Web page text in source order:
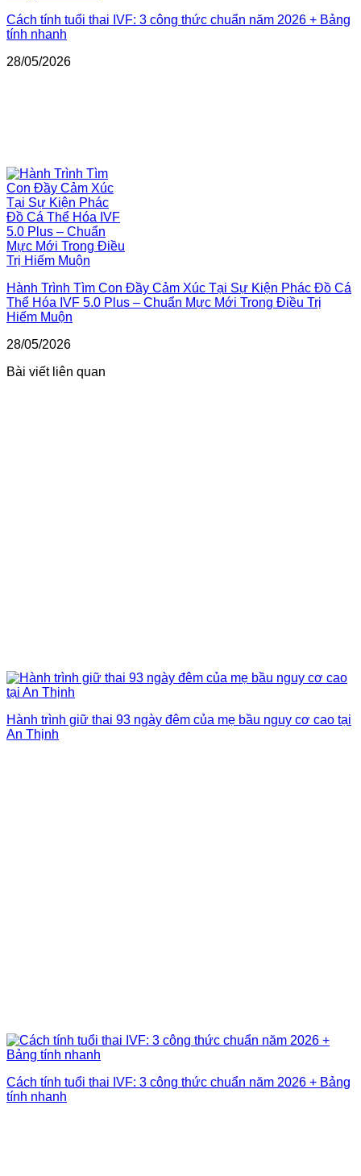
Cách tính tuổi thai IVF: 3 công thức chuẩn năm 2026 + Bảng
tính nhanh
28/05/2026
Hành Trình Tìm Con Đầy Cảm Xúc Tại Sự Kiện Phác Đồ Cá
Thể Hóa IVF 5.0 Plus – Chuẩn Mực Mới Trong Điều Trị
Hiếm Muộn
28/05/2026
Bài viết liên quan
Hành trình giữ thai 93 ngày đêm của mẹ bầu nguy cơ cao tại
An Thịnh
Cách tính tuổi thai IVF: 3 công thức chuẩn năm 2026 + Bảng
tính nhanh